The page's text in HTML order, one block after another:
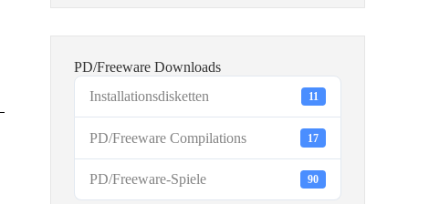
PD/Freeware Downloads
Installationsdisketten
11
PD/Freeware Compilations 17
PD/Freeware-Spiele 90